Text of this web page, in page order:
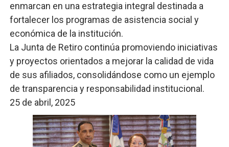
enmarcan en una estrategia integral destinada a
fortalecer los programas de asistencia social y
económica de la institución.
La Junta de Retiro continúa promoviendo iniciativas
y proyectos orientados a mejorar la calidad de vida
de sus afiliados, consolidándose como un ejemplo
de transparencia y responsabilidad institucional.
25 de abril, 2025